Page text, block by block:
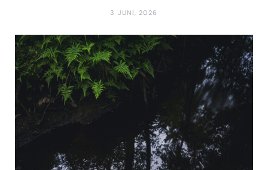
3 JUNI, 2026